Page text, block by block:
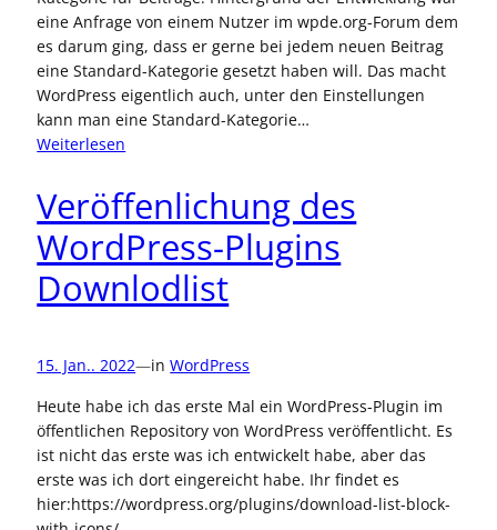
eine Anfrage von einem Nutzer im wpde.org-Forum dem
es darum ging, dass er gerne bei jedem neuen Beitrag
eine Standard-Kategorie gesetzt haben will. Das macht
WordPress eigentlich auch, unter den Einstellungen
kann man eine Standard-Kategorie…
Weiterlesen
Kategorie
für
Beiträge
Veröffenlichung des
WordPress-Plugins
Downlodlist
15. Jan.. 2022—inWordPress
Heute habe ich das erste Mal ein WordPress-Plugin im
öffentlichen Repository von WordPress veröffentlicht. Es
ist nicht das erste was ich entwickelt habe, aber das
erste was ich dort eingereicht habe. Ihr findet es
hier:https://wordpress.org/plugins/download-list-block-